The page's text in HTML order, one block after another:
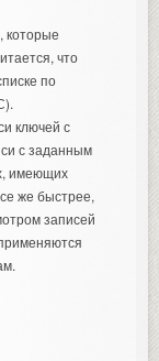
которые
что
по
ключей с
с заданным
имеющих
же быстрее,
записей